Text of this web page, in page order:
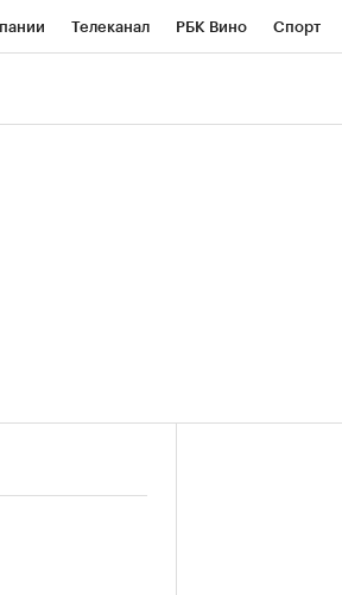
Телеканал РБК Вино Спорт